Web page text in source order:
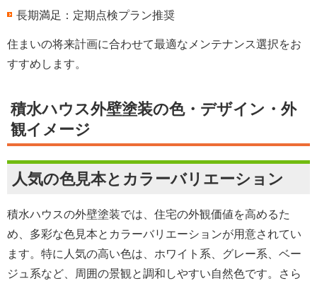
長期満足：定期点検プラン推奨
住まいの将来計画に合わせて最適なメンテナンス選択をお
すすめします。
積水ハウス外壁塗装の色・デザイン・外
観イメージ
人気の色見本とカラーバリエーション
積水ハウスの外壁塗装では、住宅の外観価値を高めるた
め、多彩な色見本とカラーバリエーションが用意されてい
ます。特に人気の高い色は、ホワイト系、グレー系、ベー
ジュ系など、周囲の景観と調和しやすい自然色です。さら